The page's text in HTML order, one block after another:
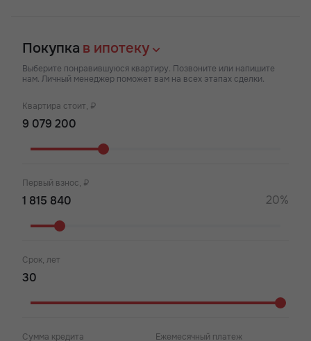
Покупка в ипотеку
Выберите понравившуюся квартиру. Позвоните или напишите
нам. Личный менеджер поможет вам на всех этапах сделки.
Квартира стоит, ₽
Первый взнос, ₽
20%
Срок, лет
Сумма кредита Ежемесячный платеж